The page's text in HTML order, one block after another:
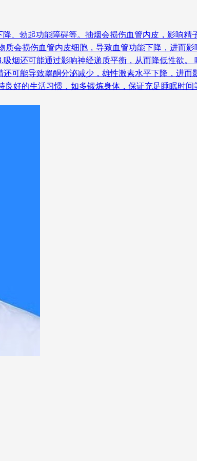
、勃起功能障碍等。抽烟会损伤血管内皮，影响
会损伤血管内皮细胞，导致血管功能下降，进而
烟还可能通过影响神经递质平衡，从而降低性欲
可能导致睾酮分泌减少，雄性激素水平下降，进
好的生活习惯，如多锻炼身体，保证充足睡眠时